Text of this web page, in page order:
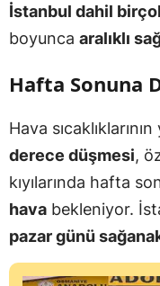
İstanbul dahil
boyunca aralıklı
Hafta Sonuna
Hava
derece düşmesi,
kıyılarında hafta
hava bekleniyor.
pazar günü